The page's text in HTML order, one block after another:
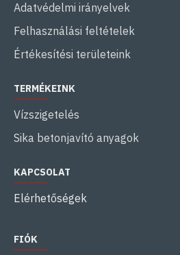
Adatvédelmi irányelvek
Felhasználási feltételek
Értékesítési területeink
TERMÉKEINK
Vízszigetelés
Sika betonjavító anyagok
KAPCSOLAT
Elérhetőségek
FIÓK